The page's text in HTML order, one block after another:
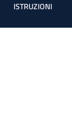
ISTRUZIONI